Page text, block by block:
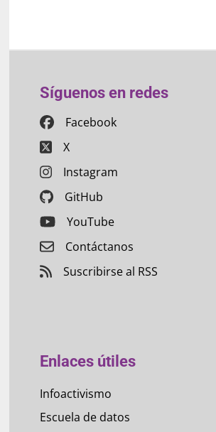
Síguenos en redes
Facebook
X
Instagram
GitHub
YouTube
Contáctanos
Suscribirse al RSS
Enlaces útiles
Infoactivismo
Escuela de datos